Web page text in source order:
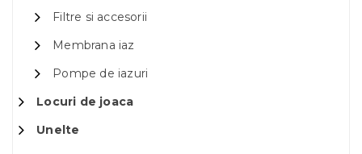
Filtre si accesorii
Membrana iaz
Pompe de iazuri
Locuri de joaca
Unelte